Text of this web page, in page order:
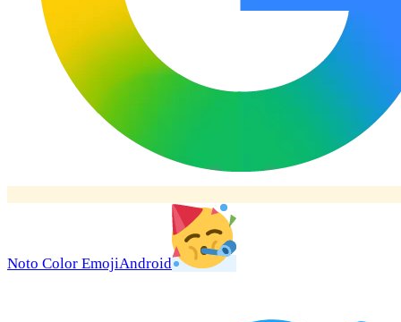
Noto Color EmojiAndroid